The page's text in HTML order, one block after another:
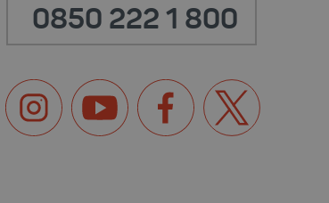
0850 222 1 800